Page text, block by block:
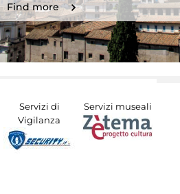
Find more
Servizi di
Vigilanza
Servizi museali